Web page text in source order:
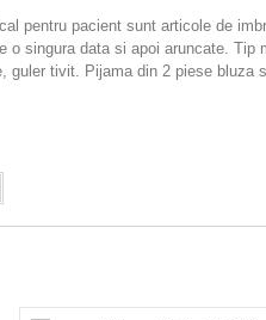
pentru pacient sunt articole de
o singura data si apoi aruncate. Tip
guler tivit. Pijama din 2 piese bluza